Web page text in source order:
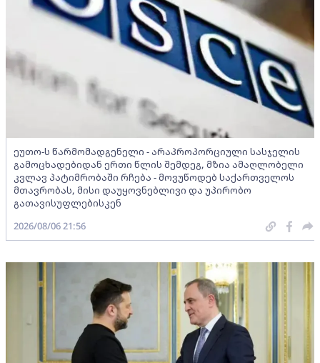
ეუთო-ს წარმომადგენელი - არაპროპორციული სასჯელის
გამოცხადებიდან ერთი წლის შემდეგ, მზია ამაღლობელი
კვლავ პატიმრობაში რჩება - მოვუწოდებ საქართველოს
მთავრობას, მისი დაუყოვნებლივი და უპირობო
გათავისუფლებისკენ
2026/08/06 21:56